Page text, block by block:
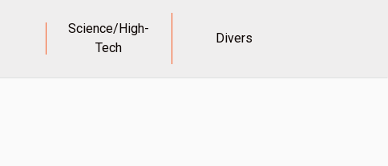
Science/High-
Tech
Divers